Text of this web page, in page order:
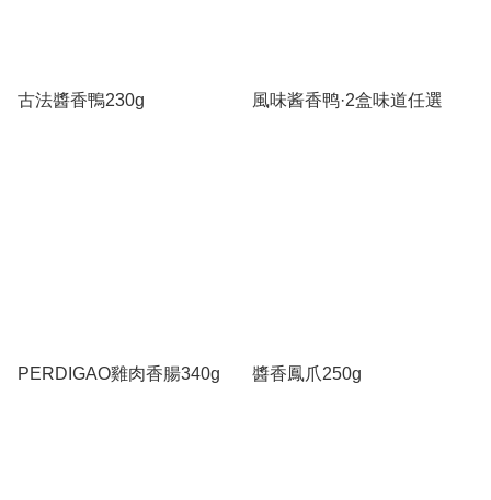
古法醬香鴨230g 風味酱香鸭·2盒味道任選
PERDIGAO雞肉香腸340g 醬香鳳爪250g